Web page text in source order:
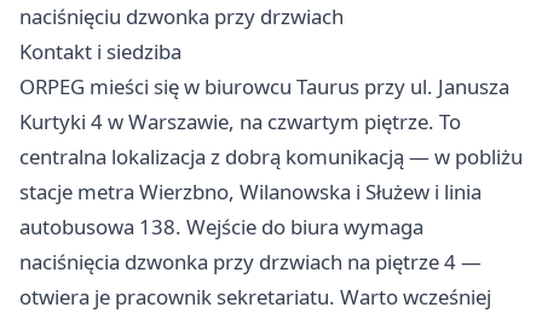
naciśnięciu dzwonka przy drzwiach
Kontakt i siedziba
ORPEG mieści się w biurowcu Taurus przy ul. Janusza
Kurtyki 4 w Warszawie, na czwartym piętrze. To
centralna lokalizacja z dobrą komunikacją — w pobliżu
stacje metra Wierzbno, Wilanowska i Służew i linia
autobusowa 138. Wejście do biura wymaga
naciśnięcia dzwonka przy drzwiach na piętrze 4 —
otwiera je pracownik sekretariatu. Warto wcześniej